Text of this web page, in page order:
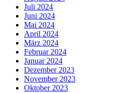
Juli 2024
Juni 2024
Mai 2024
April 2024
März 2024
Februar 2024
Januar 2024
Dezember 2023
November 2023
Oktober 2023